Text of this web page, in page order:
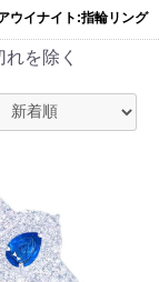
ウイナイト:指輪リング
を除く